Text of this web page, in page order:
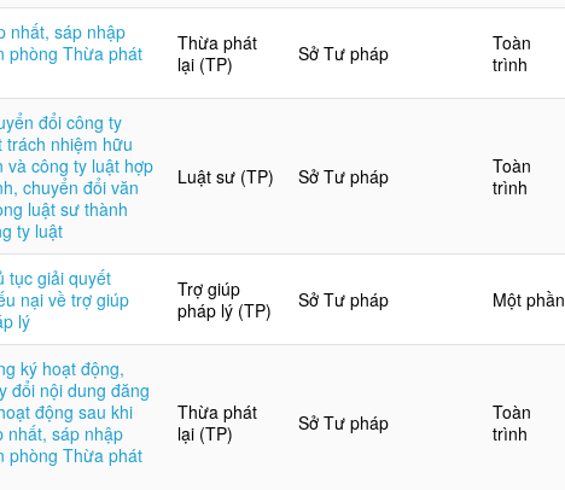
nhất, sáp nhập
phòng Thừa phát
Thừa phát
lại (TP)
Sở Tư pháp
Toàn
trình
đổi công ty
trách nhiệm hữu
và công ty luật hợp
chuyển đổi văn
luật sư thành
ty luật
Luật sư (TP) Sở Tư pháp
Toàn
trình
tục giải quyết
nại về trợ giúp
lý
Trợ giúp
pháp lý (TP)
Sở Tư pháp Một phần
ký hoạt động,
đổi nội dung đăng
động sau khi
nhất, sáp nhập
phòng Thừa phát
Thừa phát
lại (TP)
Sở Tư pháp
Toàn
trình